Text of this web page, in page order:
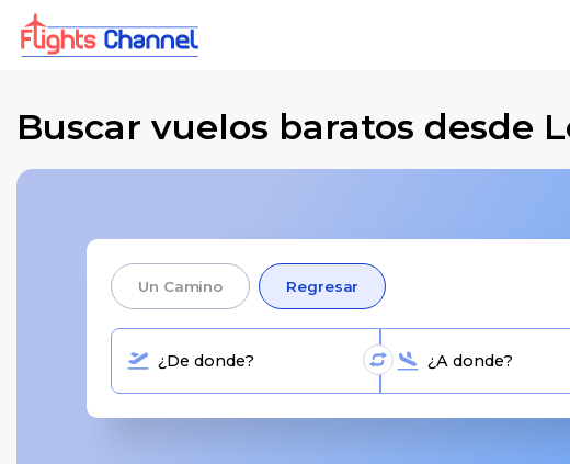
Buscar vuelos baratos desde
Un Camino Regresar